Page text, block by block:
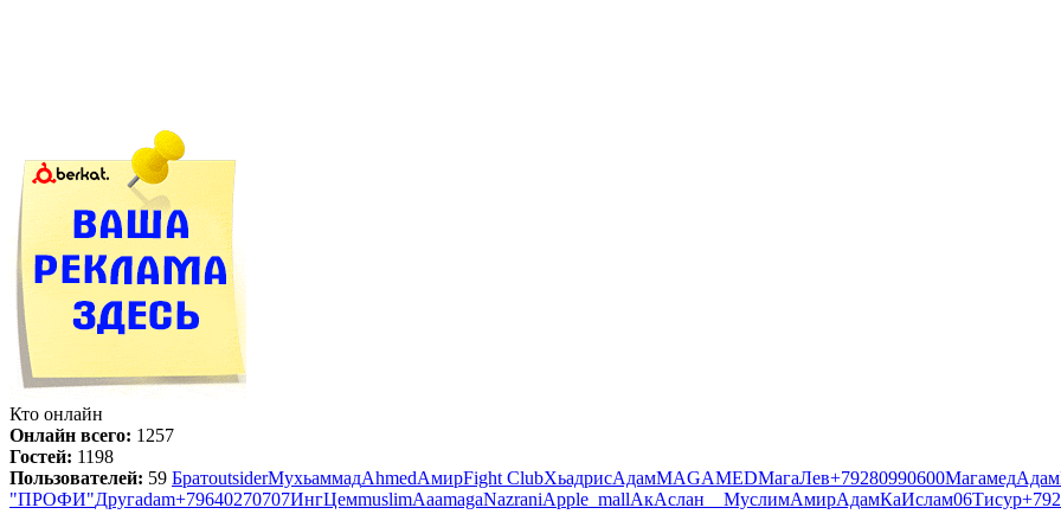
Кто онлайн
Онлайн всего: 1257
Гостей: 1198
Пользователей: 59 БратoutsiderМухьаммадAhmedАмирFight ClubХьадрисАдамMAGAMEDМагаЛев+79280990600МагамедАдам
"ПРОФИ"Другadam+79640270707ИнгЦемmuslimАааmagaNazraniApple_mallАкАслан МуслимАмирАдамКaИслам06Тисур